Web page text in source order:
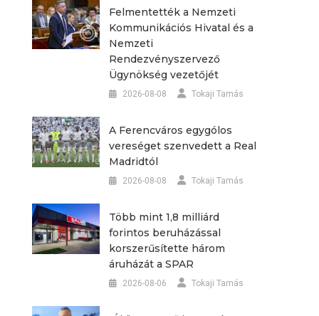
Felmentették a Nemzeti
Kommunikációs Hivatal és a
Nemzeti
Rendezvényszervező
Ügynökség vezetőjét
2026-08-08 Tokaji Tamás
A Ferencváros egygólos
vereséget szenvedett a Real
Madridtól
2026-08-08 Tokaji Tamás
Több mint 1,8 milliárd
forintos beruházással
korszerűsítette három
áruházát a SPAR
2026-08-06 Tokaji Tamás